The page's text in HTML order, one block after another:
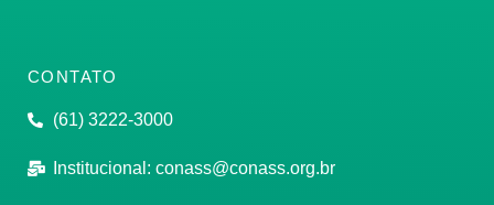
CONTATO
(61) 3222-3000
Institucional: conass@conass.org.br